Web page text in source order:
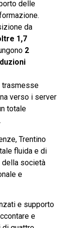
delle
da
1,7
2
trasmesse
verso i server
totale
.
Trentino
fluida e di
della società
e
e supporto
e